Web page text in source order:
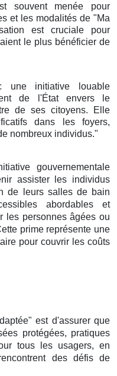
souvent menée pour
et les modalités de "Ma
est cruciale pour
le plus bénéficier de
une initiative louable
de l'État envers le
de ses citoyens. Elle
dans les foyers,
nombreux individus."
gouvernementale
assister les individus
de leurs salles de bain
abordables et
les personnes âgées ou
prime représente une
pour couvrir les coûts
est d'assurer que
protégées, pratiques
tous les usagers, en
des défis de